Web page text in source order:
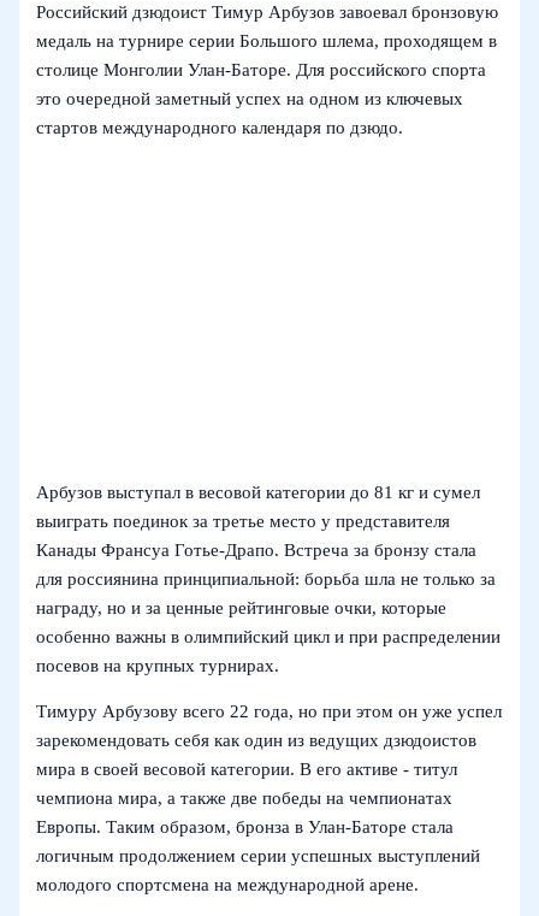
Российский дзюдоист Тимур Арбузов завоевал бронзовую
медаль на турнире серии Большого шлема, проходящем в
столице Монголии Улан-Баторе. Для российского спорта
это очередной заметный успех на одном из ключевых
стартов международного календаря по дзюдо.
Арбузов выступал в весовой категории до 81 кг и сумел
выиграть поединок за третье место у представителя
Канады Франсуа Готье‑Драпо. Встреча за бронзу стала
для россиянина принципиальной: борьба шла не только за
награду, но и за ценные рейтинговые очки, которые
особенно важны в олимпийский цикл и при распределении
посевов на крупных турнирах.
Тимуру Арбузову всего 22 года, но при этом он уже успел
зарекомендовать себя как один из ведущих дзюдоистов
мира в своей весовой категории. В его активе - титул
чемпиона мира, а также две победы на чемпионатах
Европы. Таким образом, бронза в Улан-Баторе стала
логичным продолжением серии успешных выступлений
молодого спортсмена на международной арене.